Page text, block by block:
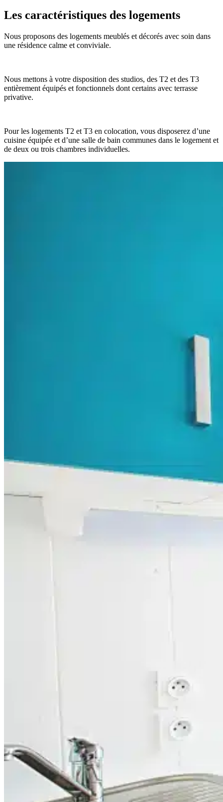
Les caractéristiques des logements
Nous proposons des logements meublés et décorés avec soin dans
une résidence calme et conviviale.
Nous mettons à votre disposition des studios, des T2 et des T3
entièrement équipés et fonctionnels dont certains avec terrasse
privative.
Pour les logements T2 et T3 en colocation, vous disposerez d’une
cuisine équipée et d’une salle de bain communes dans le logement et
de deux ou trois chambres individuelles.